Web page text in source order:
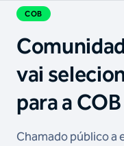
COB
vai
para a
Chamado público a